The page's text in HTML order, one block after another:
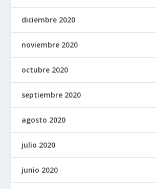
diciembre 2020
noviembre 2020
octubre 2020
septiembre 2020
agosto 2020
julio 2020
junio 2020